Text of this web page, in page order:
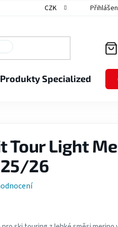
CZK
Produkty Specialized
Tour Light
26